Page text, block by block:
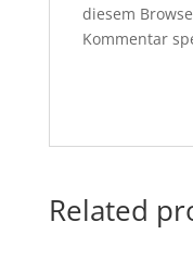
diesem
Kommentar
Related